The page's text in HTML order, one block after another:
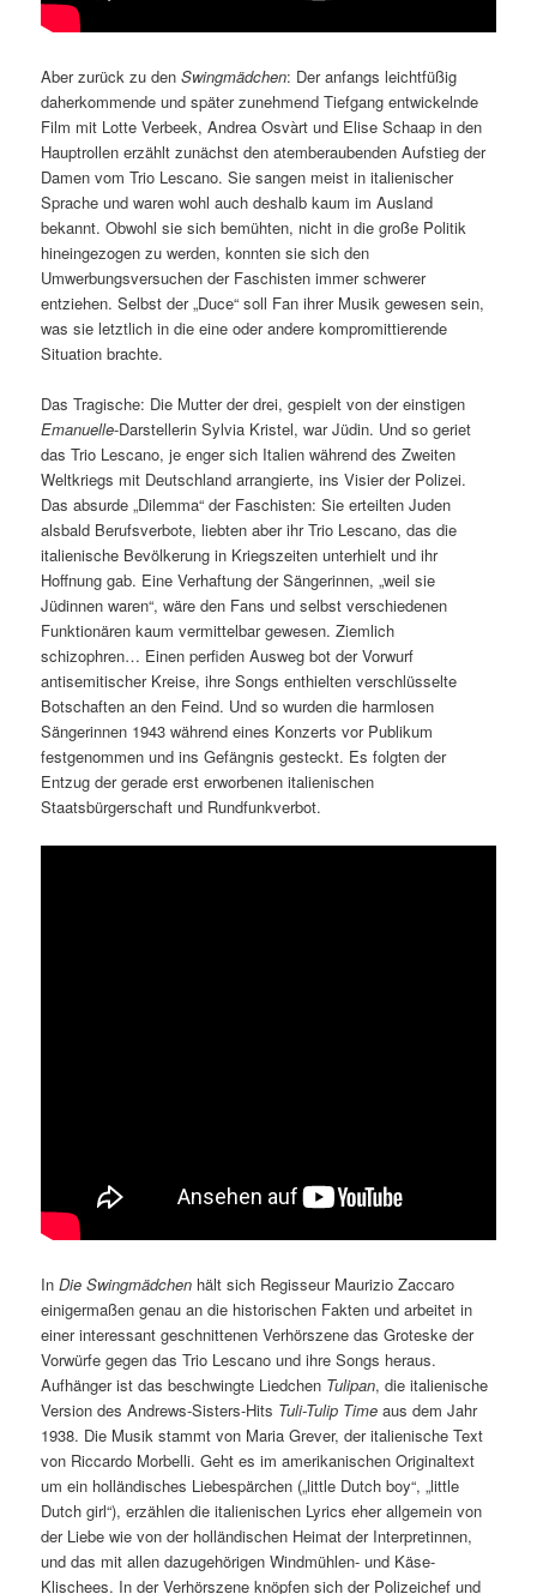
Aber zurück zu denSwingmädchen: Der anfangs leichtfüßig
daherkommende und später zunehmend Tiefgang entwickelnde
Film mit Lotte Verbeek, Andrea Osvàrt und Elise Schaap in den
Hauptrollen erzählt zunächst den atemberaubenden Aufstieg der
Damen vom Trio Lescano. Sie sangen meist in italienischer
Sprache und waren wohl auch deshalb kaum im Ausland
bekannt. Obwohl sie sich bemühten, nicht in die große Politik
hineingezogen zu werden, konnten sie sich den
Umwerbungsversuchen der Faschisten immer schwerer
entziehen. Selbst der „Duce“ soll Fan ihrer Musik gewesen sein,
was sie letztlich in die eine oder andere kompromittierende
Situation brachte.
Das Tragische: Die Mutter der drei, gespielt von der einstigen
Emanuelle-Darstellerin Sylvia Kristel, war Jüdin. Und so geriet
das Trio Lescano, je enger sich Italien während des Zweiten
Weltkriegs mit Deutschland arrangierte, ins Visier der Polizei.
Das absurde „Dilemma“ der Faschisten: Sie erteilten Juden
alsbald Berufsverbote, liebten aber ihr Trio Lescano, das die
italienische Bevölkerung in Kriegszeiten unterhielt und ihr
Hoffnung gab. Eine Verhaftung der Sängerinnen, „weil sie
Jüdinnen waren“, wäre den Fans und selbst verschiedenen
Funktionären kaum vermittelbar gewesen. Ziemlich
schizophren… Einen perfiden Ausweg bot der Vorwurf
antisemitischer Kreise, ihre Songs enthielten verschlüsselte
Botschaften an den Feind. Und so wurden die harmlosen
Sängerinnen 1943 während eines Konzerts vor Publikum
festgenommen und ins Gefängnis gesteckt. Es folgten der
Entzug der gerade erst erworbenen italienischen
Staatsbürgerschaft und Rundfunkverbot.
InDie Swingmädchen hält sich Regisseur Maurizio Zaccaro
einigermaßen genau an die historischen Fakten und arbeitet in
einer interessant geschnittenen Verhörszene das Groteske der
Vorwürfe gegen das Trio Lescano und ihre Songs heraus.
Aufhänger ist das beschwingte Liedchen Tulipan, die italienische
Version des Andrews-Sisters-Hits Tuli-Tulip Time aus dem Jahr
1938. Die Musik stammt von Maria Grever, der italienische Text
von Riccardo Morbelli. Geht es im amerikanischen Originaltext
um ein holländisches Liebespärchen („little Dutch boy“, „little
Dutch girl“), erzählen die italienischen Lyrics eher allgemein von
der Liebe wie von der holländischen Heimat der Interpretinnen,
und das mit allen dazugehörigen Windmühlen- und Käse-
Klischees. In der Verhörszene knöpfen sich der Polizeichef und